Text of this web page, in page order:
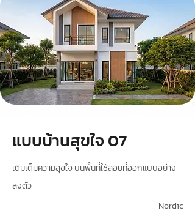
แบบบ้านสุขใจ 07
เติมเต็มความสุขใจ บนพื้นที่ใช้สอยที่ออกแบบอย่าง
ลงตัว
Nordic